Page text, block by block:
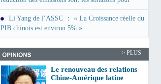
Li Yang de l’ASSC ： « La Croissance réelle du
PIB chinois est environ 5% »
> PLUS
Le renouveau des relations
Chine-Amérique latine